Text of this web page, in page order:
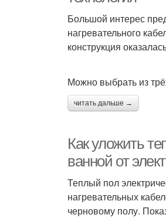
Большой интерес
нагревательного
конструкция
Можно выбрать из
читать дальше →
Как уложить
ванной от
Теплый пол
нагревательных
черновому полу.